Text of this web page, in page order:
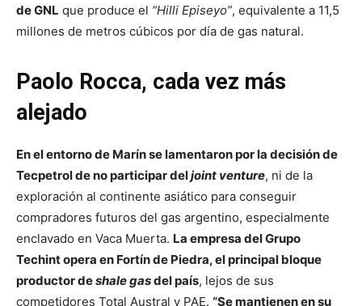
de GNL que produce el “Hilli Episeyo”, equivalente a 11,5
millones de metros cúbicos por día de gas natural.
Paolo Rocca, cada vez más
alejado
En el entorno de Marín se lamentaron por la decisión de
Tecpetrol de no participar deljoint venture, ni de la
exploración al continente asiático para conseguir
compradores futuros del gas argentino, especialmente
enclavado en Vaca Muerta. La empresa del Grupo
Techint opera en Fortín de Piedra, el principal bloque
productor deshale gasdel país, lejos de sus
competidores Total Austral y PAE. “Se mantienen en su